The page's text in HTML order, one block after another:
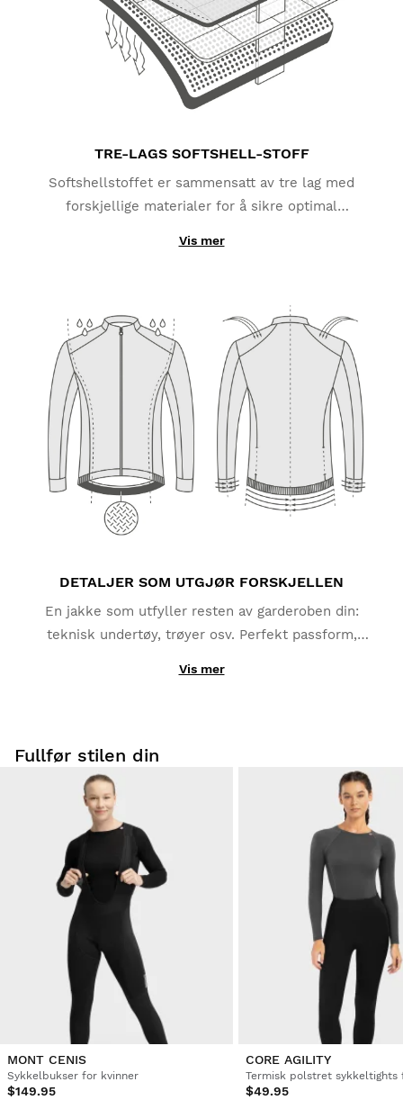
TRE-LAGS SOFTSHELL-STOFF
Softshellstoffet er sammensatt av tre lag med
forskjellige materialer for å sikre optimal
fjerner fuktighet fra kroppen din. Det indre laget gir
utmerket varmeisolering takket være
mikrofleecestoffet i polyester som bidrar til å
beholde kroppsvarm.
Vis mer
DETALJER SOM UTGJØR FORSKJELLEN
En jakke som utfyller resten av garderoben din:
teknisk undertøy, trøyer osv. Perfekt passform,
omstendigheter.
Vis mer
Fullfør stilen din
MONT CENIS
Sykkelbukser for kvinner
$149.95
CORE AGILITY
Termisk polstret sykkeltights
$49.95